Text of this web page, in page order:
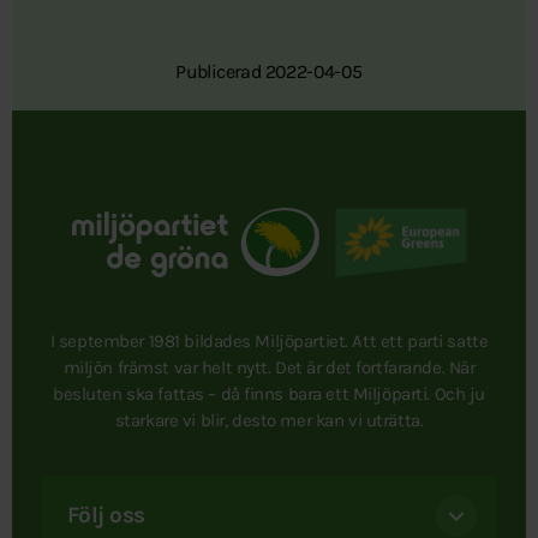
Publicerad 2022-04-05
I september 1981 bildades Miljöpartiet. Att ett parti satte
miljön främst var helt nytt. Det är det fortfarande. När
besluten ska fattas – då finns bara ett Miljöparti. Och ju
starkare vi blir, desto mer kan vi uträtta.
Följ oss